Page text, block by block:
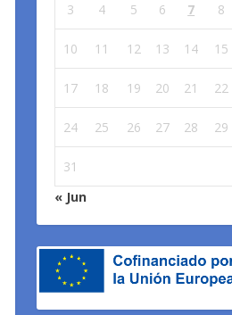
3 4 5 6 7 8
10 11 12 13 14 15
17 18 19 20 21 22
24 25 26 27 28 29
31
« Jun